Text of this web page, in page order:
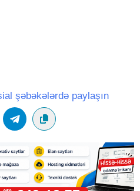
şəbəkələrdə paylaşın